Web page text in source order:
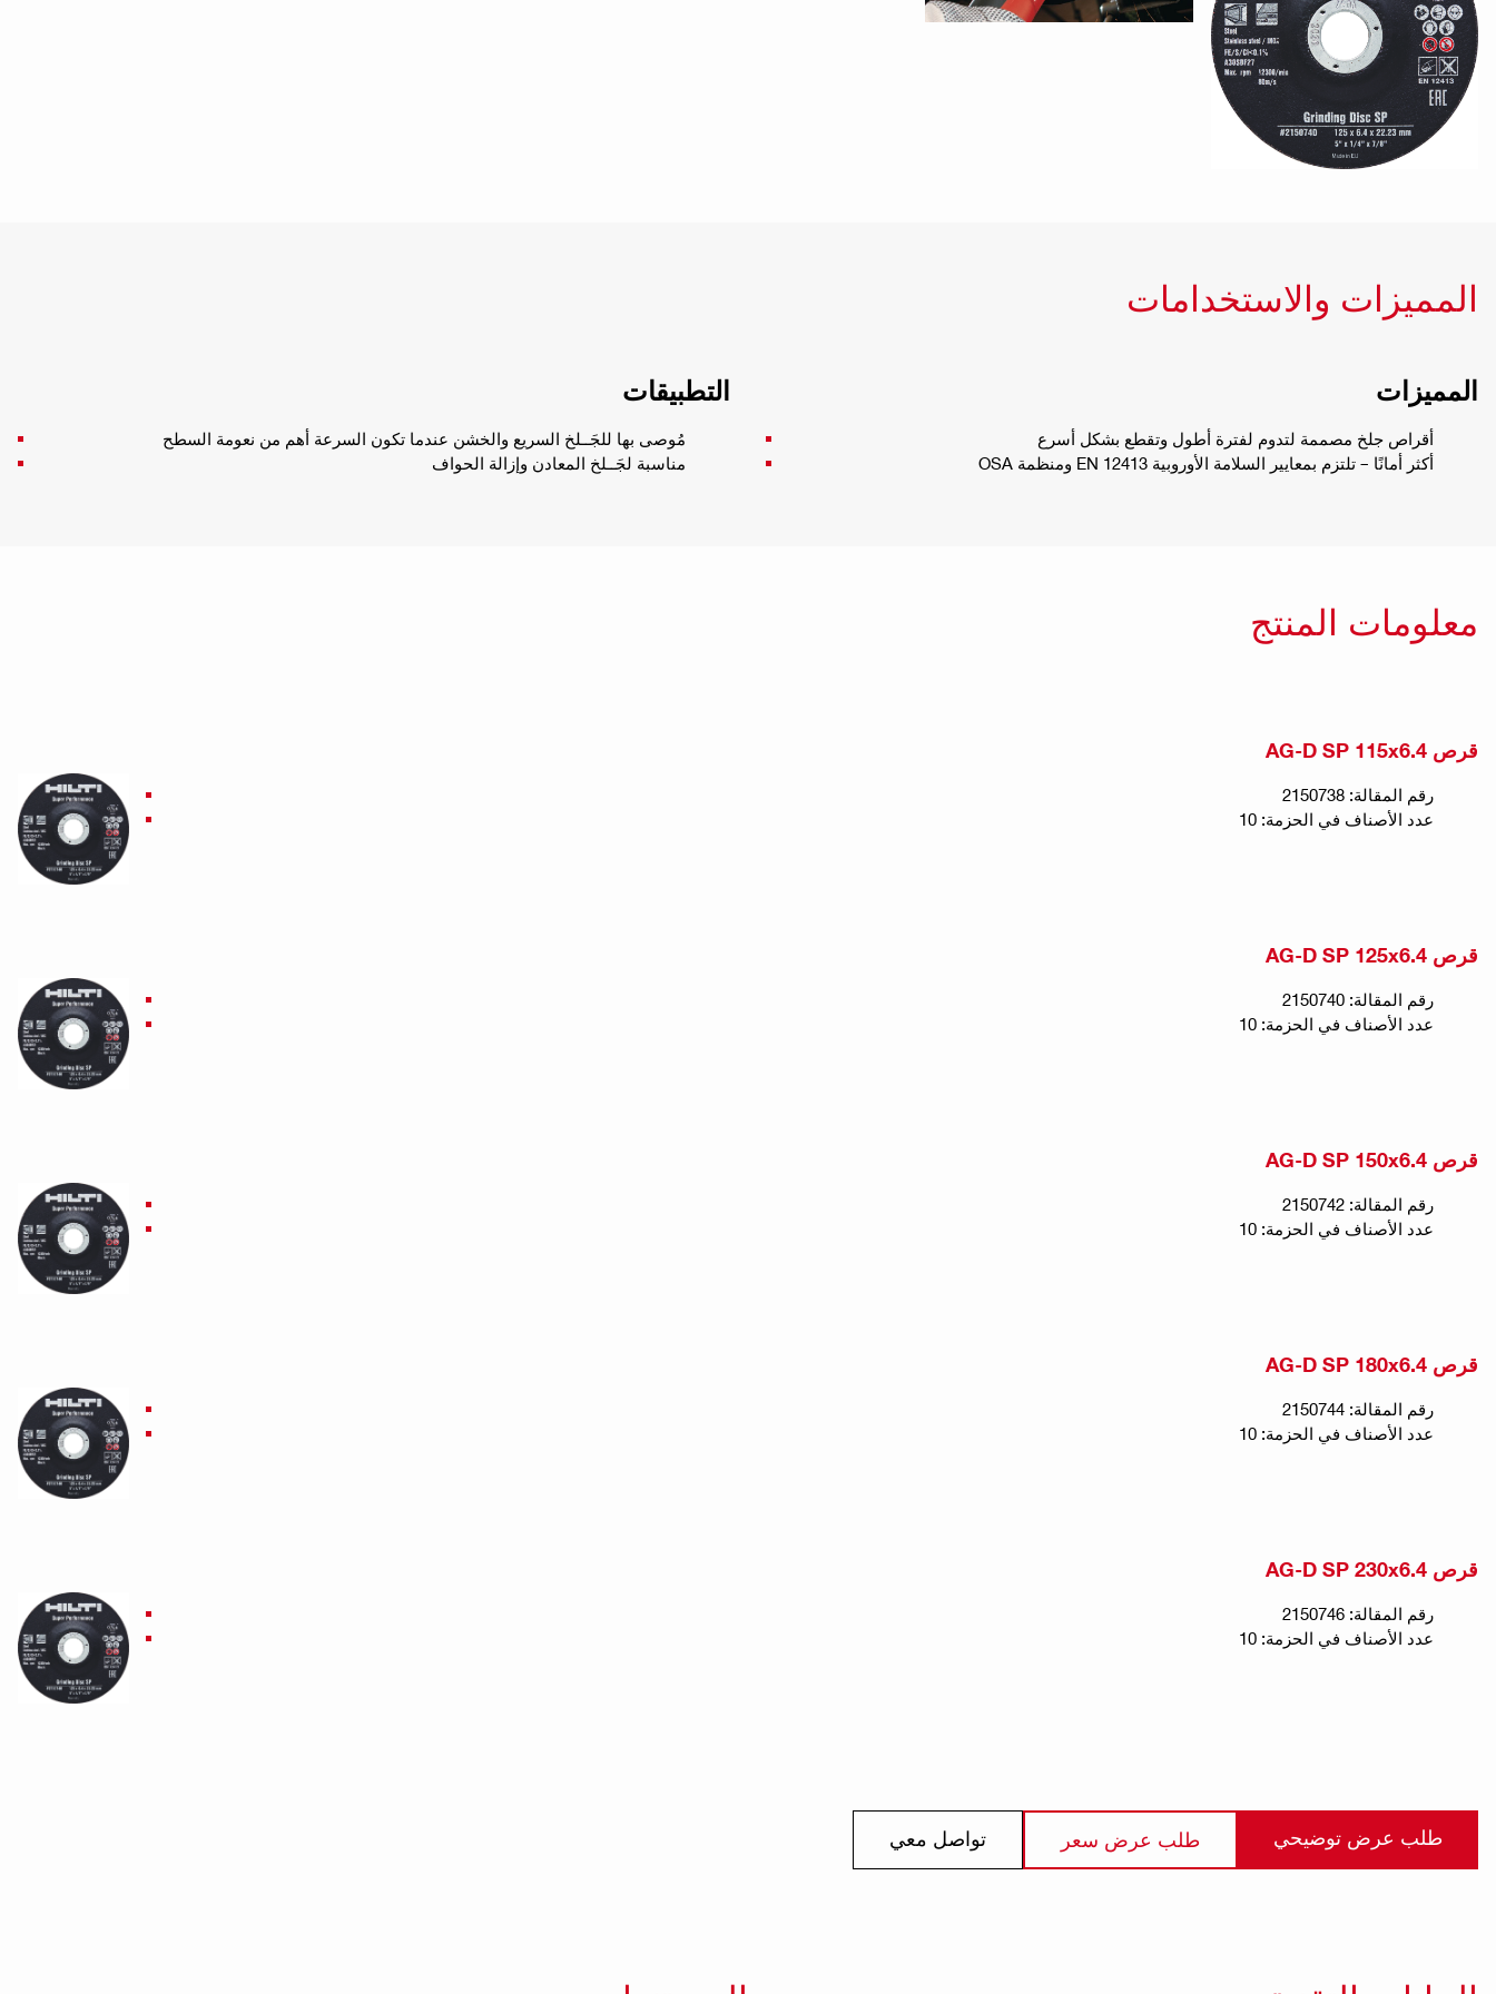
المميزات والاستخدامات
المميزات
أقراص جلخ مصممة لتدوم لفترة أطول وتقطع بشكل أسرع
أكثر أمانًا – تلتزم بمعايير السلامة الأوروبية EN 12413 ومنظمة OSA
التطبيقات
مُوصى بها للجَــلخ السريع والخشن عندما تكون السرعة أهم من نعومة السطح
مناسبة لجَــلخ المعادن وإزالة الحواف
معلومات المنتج
قرص AG-D SP 115x6.4
رقم المقالة: 2150738
عدد الأصناف في الحزمة: 10
قرص AG-D SP 125x6.4
رقم المقالة: 2150740
عدد الأصناف في الحزمة: 10
قرص AG-D SP 150x6.4
رقم المقالة: 2150742
عدد الأصناف في الحزمة: 10
قرص AG-D SP 180x6.4
رقم المقالة: 2150744
عدد الأصناف في الحزمة: 10
قرص AG-D SP 230x6.4
رقم المقالة: 2150746
عدد الأصناف في الحزمة: 10
طلب عرض توضيحي طلب عرض سعر تواصل معي